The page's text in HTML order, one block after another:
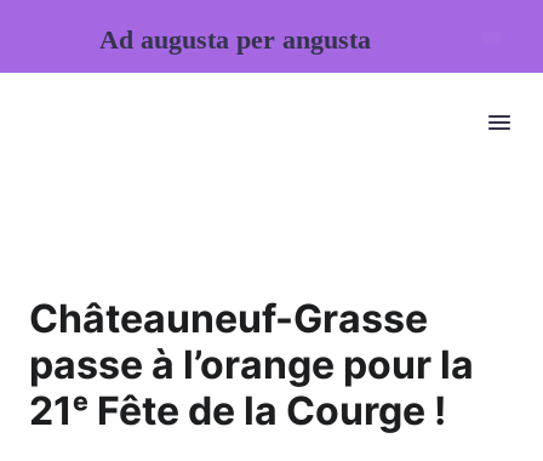
Châteauneuf-Grasse
passe à l’orange pour la
21ᵉ Fête de la Courge !
Ad augusta per angusta